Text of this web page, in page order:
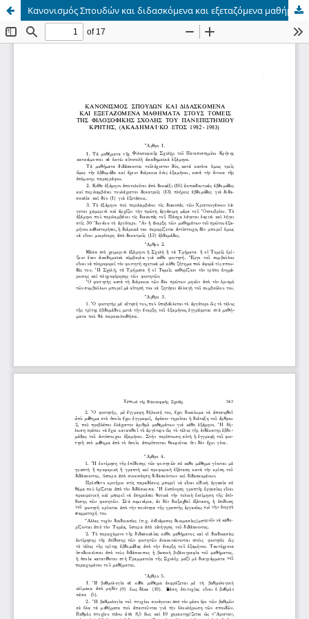
Κανονισμός Σπουδών και διδασκόμενα και εξεταζόμενα μαθήματα στους Τομείς της Φιλοσοφικής Σχολής του Πανεπιστημίου Κρήτης (ακαδημαϊκό έτος 1982-1983)